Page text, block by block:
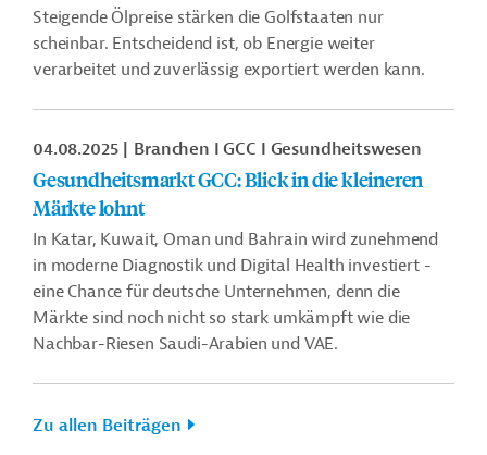
Steigende Ölpreise stärken die Golfstaaten nur
scheinbar. Entscheidend ist, ob Energie weiter
verarbeitet und zuverlässig exportiert werden kann.
04.08.2025 Branchen I GCC I Gesundheitswesen
Gesundheitsmarkt GCC: Blick in die kleineren
Märkte lohnt
In Katar, Kuwait, Oman und Bahrain wird zunehmend
in moderne Diagnostik und Digital Health investiert -
eine Chance für deutsche Unternehmen, denn die
Märkte sind noch nicht so stark umkämpft wie die
Nachbar-Riesen Saudi-Arabien und VAE.
Zu allen Beiträgen